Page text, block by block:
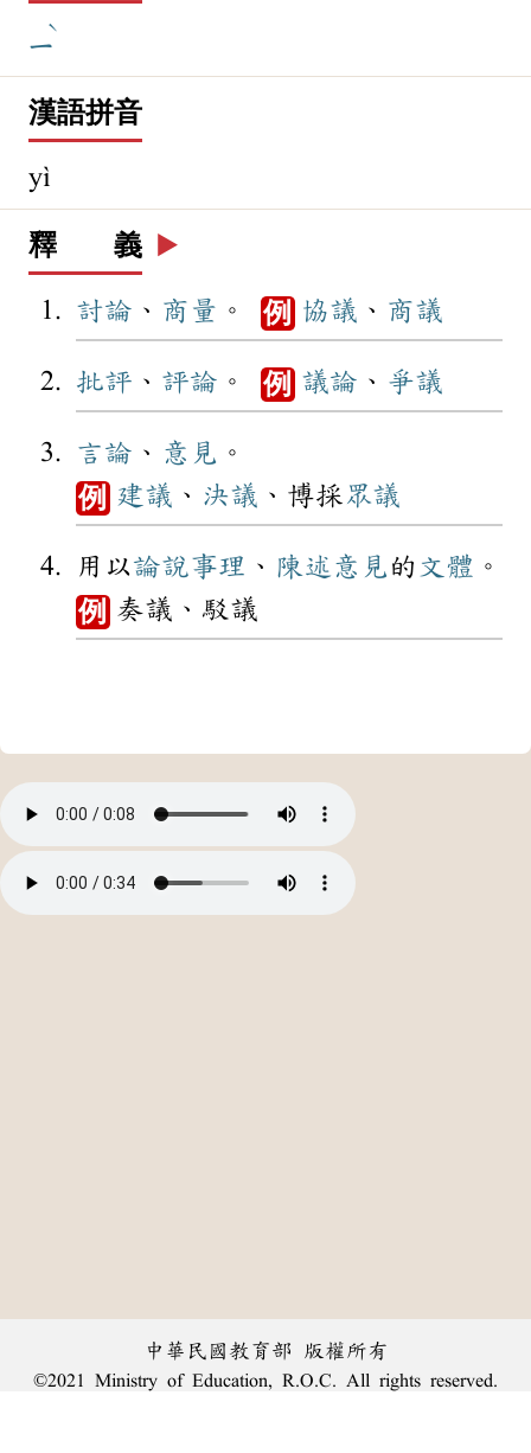
ㄧ
ˋ
漢語拼音
yì
釋 義 ▶️
討論 、 商量 。 例 協議 、 商議
批評 、 評論 。 例 議論 、 爭議
言論 、 意見 。
例 建議 、 決議 、博採眾議
用以論說事理 、 陳述 意見 的 文體 。
例 奏議、駁議
中華民國教育部 版權所有
©2021 Ministry of Education, R.O.C. All rights reserved.